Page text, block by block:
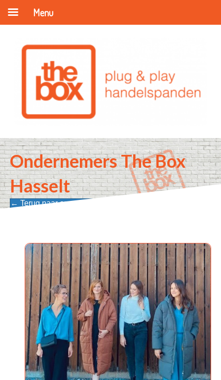
Ondernemers The Box
Hasselt
← Terug naar onze ondernemers
Menu